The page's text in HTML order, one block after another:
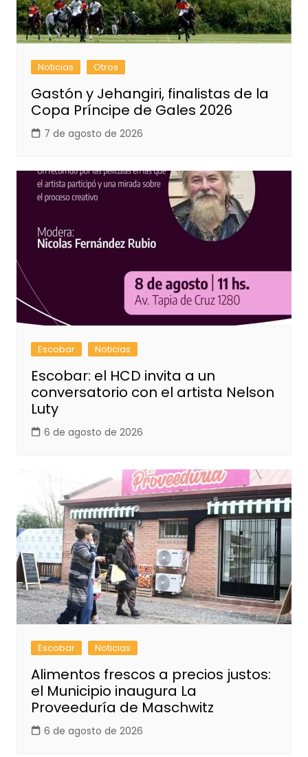
Noticias Otros
Gastón y Jehangiri, finalistas de la
Copa Príncipe de Gales 2026
7 de agosto de 2026
Escobar Noticias
Escobar: el HCD invita a un
conversatorio con el artista Nelson
Luty
6 de agosto de 2026
Escobar Noticias
Alimentos frescos a precios justos:
el Municipio inaugura La
Proveeduría de Maschwitz
6 de agosto de 2026